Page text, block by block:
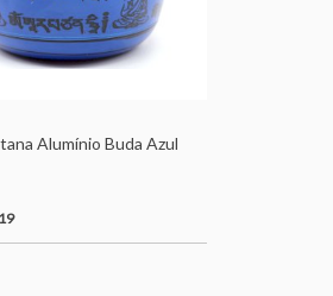
Alumínio Buda Azul